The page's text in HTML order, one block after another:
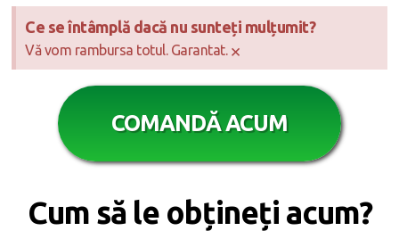
Ce se întâmplă dacă nu sunteți mulțumit?
Vă vom rambursa totul. Garantat. ×
COMANDĂ ACUM
Cum să le obțineți acum?